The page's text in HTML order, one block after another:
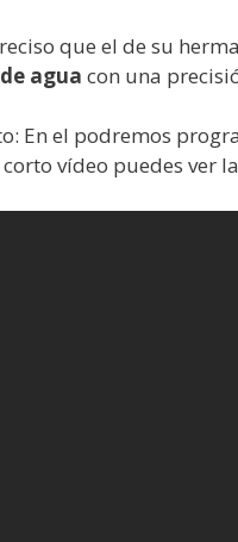
que el de su
agua con una
En el podremos
vídeo puedes ver